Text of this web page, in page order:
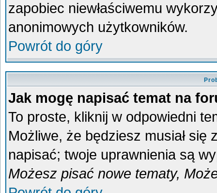
zapobiec niewłaściwemu
anonimowych użytkowników.
Powrót do góry
Jak mogę napisać temat na
To proste, kliknij w odpowiedni
Możliwe, że będziesz musiał się
napisać; twoje uprawnienia są
Możesz pisać nowe tematy,